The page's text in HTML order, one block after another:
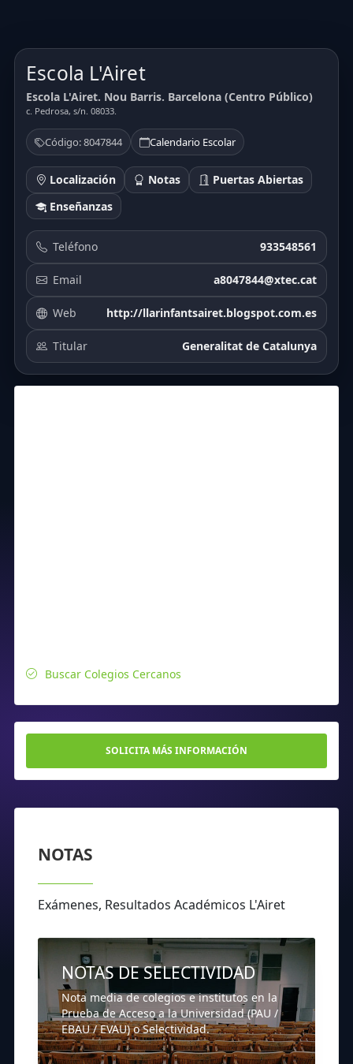
Escola L'Airet
Escola L'Airet. Nou Barris. Barcelona (Centro Público)
c. Pedrosa, s/n. 08033.
Código: 8047844 Calendario Escolar
Localización Notas
Puertas Abiertas
Enseñanzas
Teléfono 933548561
Email a8047844@xtec.cat
Web http://llarinfantsairet.blogspot.com.es
Titular Generalitat de Catalunya
Buscar Colegios Cercanos
SOLICITA MÁS INFORMACIÓN
NOTAS
Exámenes, Resultados Académicos L'Airet
NOTAS DE SELECTIVIDAD
Nota media de colegios e institutos en la
Prueba de Acceso a la Universidad (PAU /
EBAU / EVAU) o Selectividad.